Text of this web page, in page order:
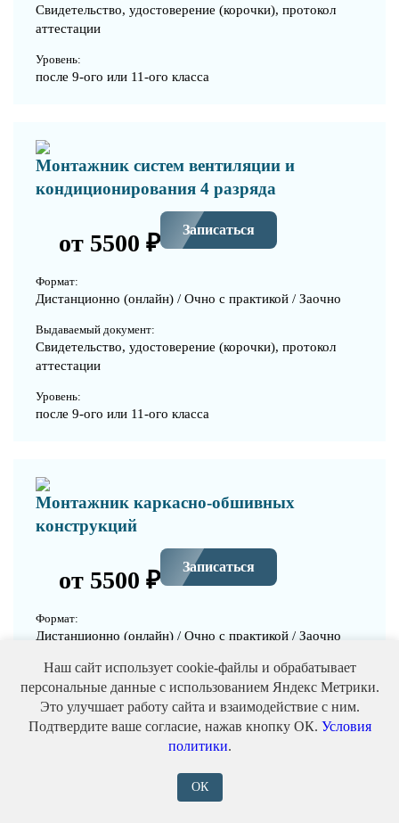
Свидетельство, удостоверение (корочки), протокол
аттестации
Уровень:
после 9-ого или 11-ого класса
Монтажник систем вентиляции и
кондиционирования 4 разряда
от 5500 ₽ Записаться
Формат:
Дистанционно (онлайн) / Очно с практикой / Заочно
Выдаваемый документ:
Свидетельство, удостоверение (корочки), протокол
аттестации
Уровень:
после 9-ого или 11-ого класса
Монтажник каркасно-обшивных
конструкций
от 5500 ₽ Записаться
Формат:
Дистанционно (онлайн) / Очно с практикой / Заочно
Выдаваемый документ:
Свидетельство, удостоверение (корочки), протокол
аттестации
Уровень:
после 9-ого или 11-ого класса
Наш сайт использует cookie-файлы и обрабатывает
персональные данные с использованием Яндекс Метрики.
Это улучшает работу сайта и взаимодействие с ним.
Подтвердите ваше согласие, нажав кнопку ОК. Условия
политики.
ОК